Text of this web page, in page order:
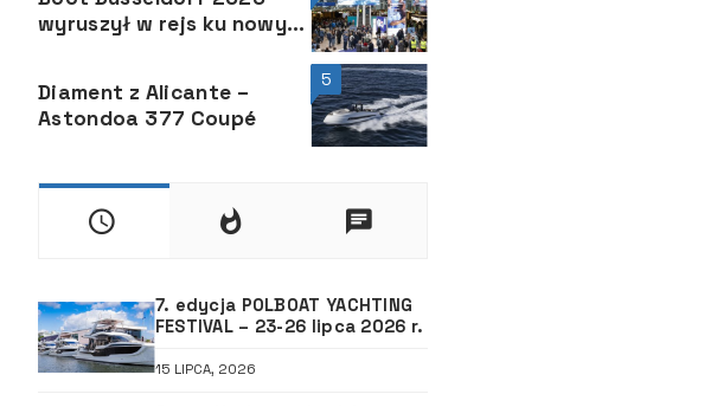
wyruszył w rejs ku nowym
5
Diament z Alicante –
Astondoa 377 Coupé
7. edycja POLBOAT YACHTING
FESTIVAL – 23-26 lipca 2026 r.
15 LIPCA, 2026